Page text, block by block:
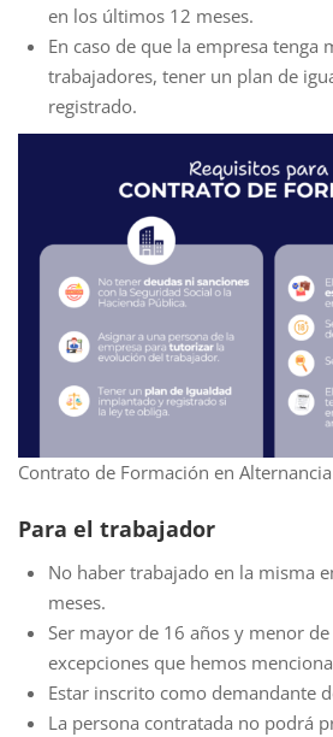
en los últimos 12 meses.
En caso de que la empresa tenga
trabajadores, tener un plan de
registrado.
Contrato de Formación en
Para el trabajador
No haber trabajado en la misma
meses.
Ser mayor de 16 años y menor
excepciones que hemos
Estar inscrito como demandante
La persona contratada no podrá